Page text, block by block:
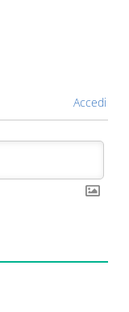
Accedi